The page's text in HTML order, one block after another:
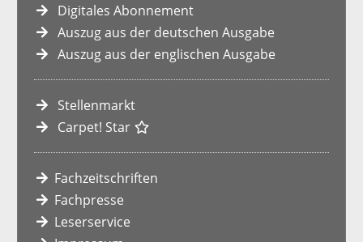
Digitales Abonnement
Auszug aus der deutschen Ausgabe
Auszug aus der englischen Ausgabe
Stellenmarkt
Carpet! Star
Fachzeitschriften
Fachpresse
Leserservice